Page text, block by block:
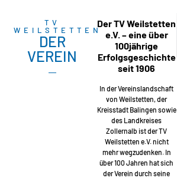
TV
WEILSTETTEN
DER
VEREIN
Der TV Weilstetten
e.V. – eine über
100jährige
Erfolgsgeschichte
seit 1906
In der Vereinslandschaft
von Weilstetten, der
Kreisstadt Balingen sowie
des Landkreises
Zollernalb ist der TV
Weilstetten e.V. nicht
mehr wegzudenken. In
über 100 Jahren hat sich
der Verein durch seine